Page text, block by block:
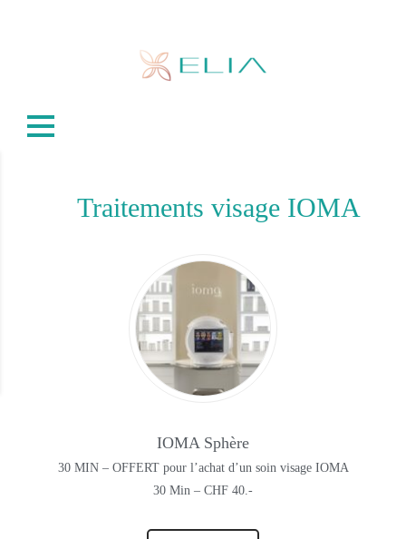
Traitements visage IOMA
IOMA Sphère
30 MIN – OFFERT pour l’achat d’un soin visage IOMA
30 Min – CHF 40.-